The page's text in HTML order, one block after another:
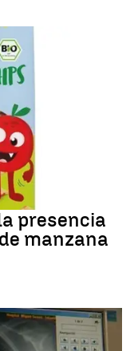
presencia
manzana